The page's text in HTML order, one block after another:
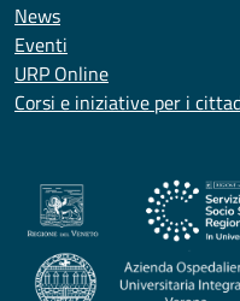
News
Eventi
URP Online
Corsi e iniziative per i